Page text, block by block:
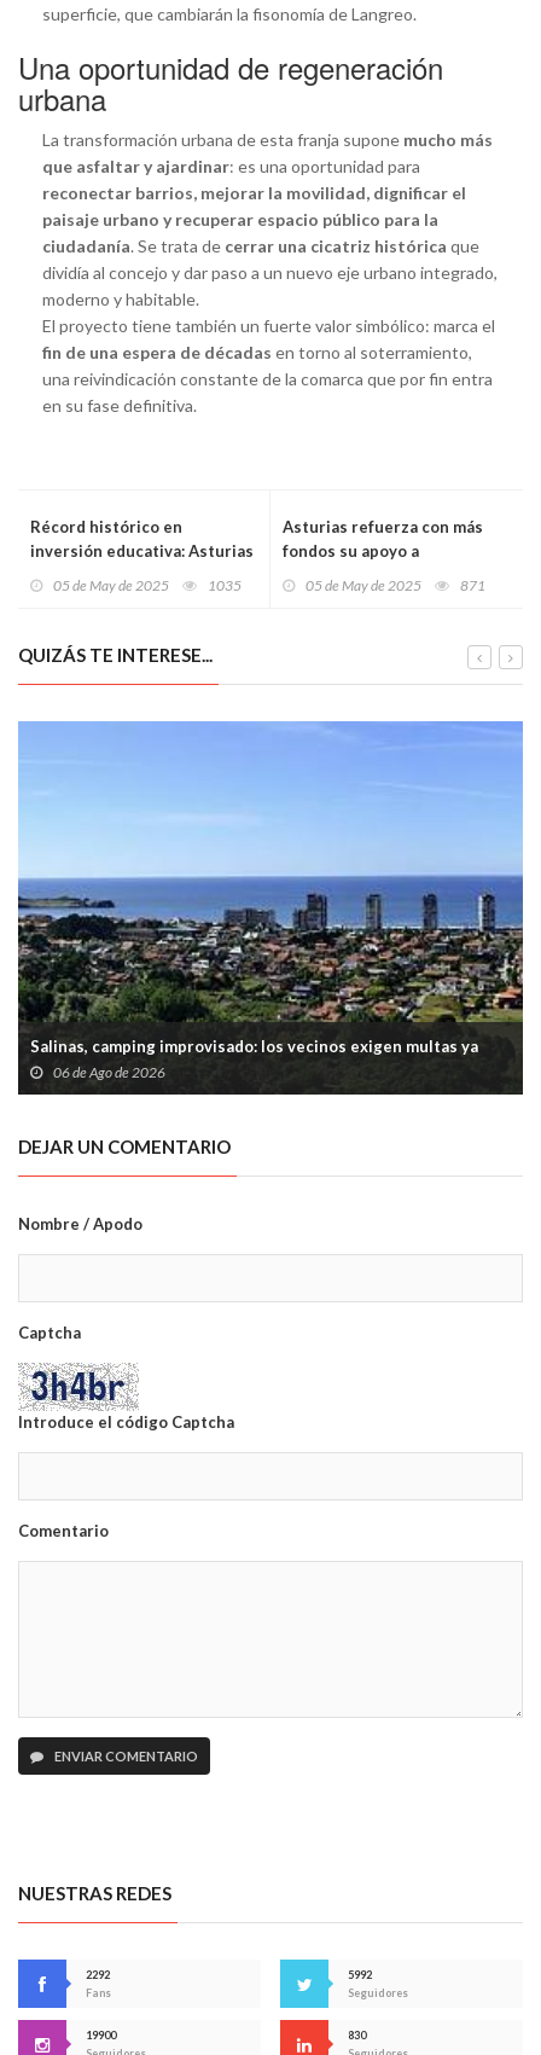
superficie, que cambiarán la fisonomía de Langreo.
Una oportunidad de regeneración
urbana
La transformación urbana de esta franja supone mucho más
que asfaltar y ajardinar: es una oportunidad para
reconectar barrios, mejorar la movilidad, dignificar el
paisaje urbano y recuperar espacio público para la
ciudadanía. Se trata de cerrar una cicatriz histórica que
dividía al concejo y dar paso a un nuevo eje urbano integrado,
moderno y habitable.
El proyecto tiene también un fuerte valor simbólico: marca el
fin de una espera de décadas en torno al soterramiento,
una reivindicación constante de la comarca que por fin entra
en su fase definitiva.
Récord histórico en
inversión educativa: Asturias
modernizar sus centros y
Avilés
05 de May de 2025 1035
Asturias refuerza con más
fondos su apoyo a
trabajan con colectivos
05 de May de 2025 871
QUIZÁS TE INTERESE...
Salinas, camping improvisado: los vecinos exigen multas ya
06 de Ago de 2026
DEJAR UN COMENTARIO
Nombre / Apodo
Captcha
Introduce el código Captcha
Comentario
ENVIAR COMENTARIO
NUESTRAS REDES
2292
Fans
5992
Seguidores
19900
830